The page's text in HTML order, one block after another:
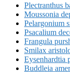
Plectranthus
Moussonia
Pelargonium
Psacalium
Frangula
Smilax
Eysenhardtia
Buddleia